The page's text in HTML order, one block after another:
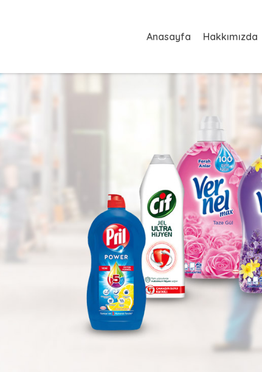
Anasayfa Hakkımızda